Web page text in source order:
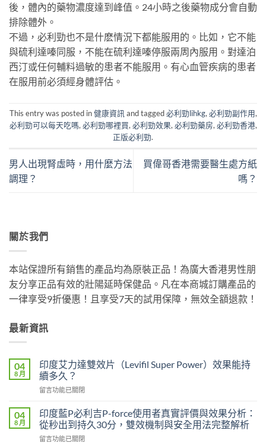
後，體內的藥物濃度達到峰值。24小時之後藥物成分會自動
排除體外。
不過，必利勁也不是什麽情況下都能服用的。比如，它不能
與硫利達嗪同服，不能在硫利達嗪停服兩周內服用。對達泊
西汀或任何輔料過敏的患者不能服用。有心血管疾病的患者
在服用前必須經身體評估。
This entry was posted in健康資訊 and tagged必利勁lihkg, 必利勁副作用,
必利勁可以每天吃嗎, 必利勁哪裡買, 必利勁效果, 必利勁藥房, 必利勁香港,
正版必利勁.
男人出現腎虛時，用什麼方法
調理？
買偉哥香港需要醫生處方紙
嗎？
關於我們
本站保證所有銷售的產品均為原裝正品！為廣大香港男性朋
友分享正品有效的壯陽延時保健品。凡在本商城訂購產品的
一律享受9折優惠！且享受7天的試用保障，無效全額退款！
最新資訊
04
8 月
印度艾力達雙效片（Levifil Super Power）效果能持
續多久？
在
度
艾
力
達
留言功能已關閉
04
8 月
印度藍P必利吉P-force使用者真實評價與效果分析：
從秒出到持久30分，雙效機制與安全用法完整解析
在
留言功能已關閉